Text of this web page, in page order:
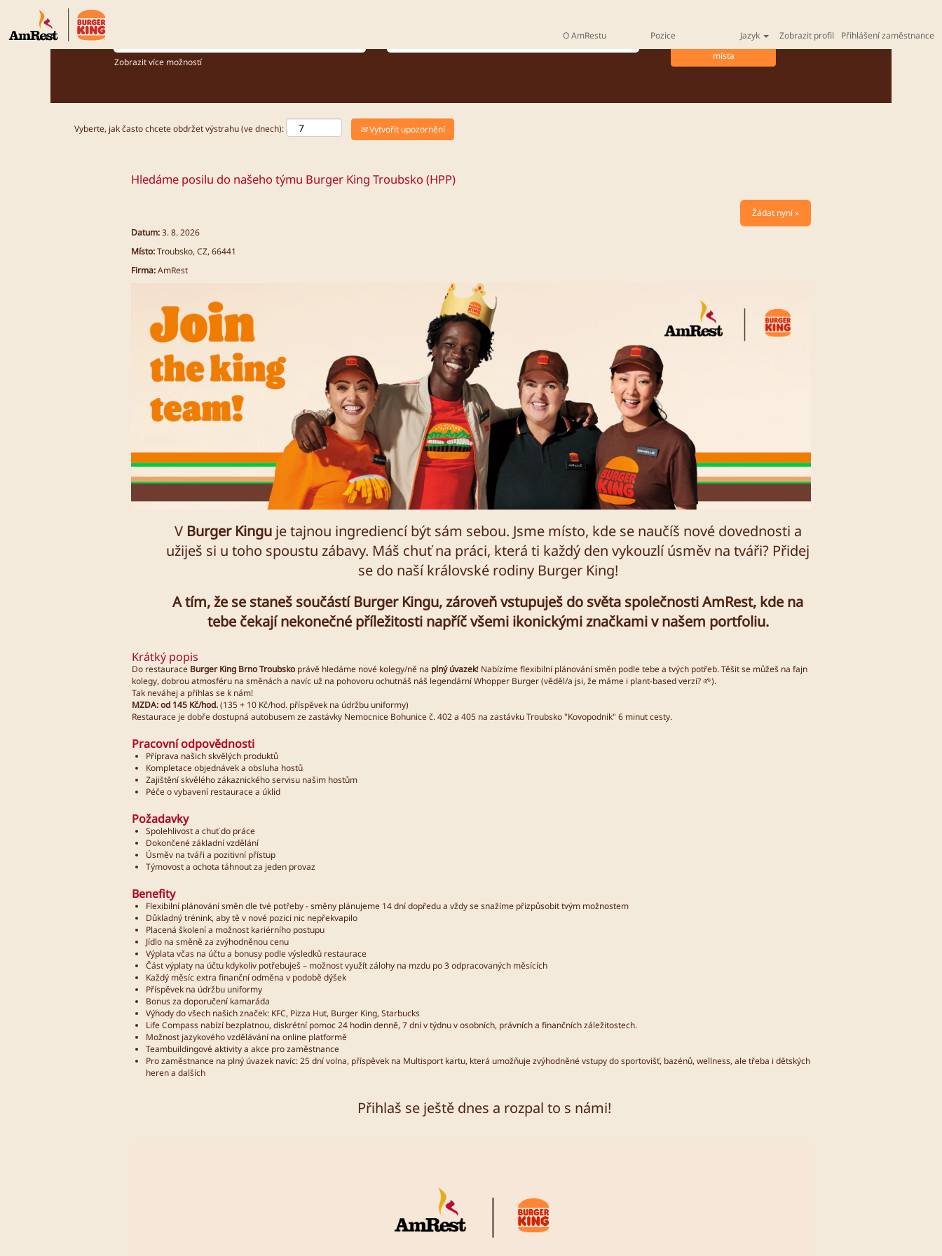
O AmRestu Pozice Jazyk Zobrazit profil Přihlášení zaměstnance
Zobrazit více možností
Vyberte, jak často chcete obdržet výstrahu (ve dnech): Vytvořit upozornění
Hledáme posilu do našeho týmu Burger King Troubsko (HPP)
Žádat nyní »
Datum:3. 8. 2026
Místo:Troubsko, CZ, 66441
Firma:AmRest
V Burger Kinguje tajnou ingrediencí být sám sebou. Jsme místo, kde se naučíš nové dovednosti a
užiješ si u toho spoustu zábavy. Máš chuť na práci, která ti každý den vykouzlí úsměv na tváři? Přidej
se do naší královské rodiny Burger King!
A tím, že se staneš součástí Burger Kingu, zároveň vstupuješ do světa společnosti AmRest, kde na
tebe čekají nekonečné příležitosti napříč všemi ikonickými značkami v našem portfoliu.
Krátký popis
Do restaurace Burger King Brno Troubsko právě hledáme nové kolegy/ně na plný úvazek! Nabízíme flexibilní plánování směn podle tebe a tvých potřeb. Těšit se můžeš na fajn
kolegy, dobrou atmosféru na směnách a navíc už na pohovoru ochutnáš náš legendární Whopper Burger (věděl/a jsi, že máme i plant-based verzi? 🌱).
Tak neváhej a přihlas se k nám!
MZDA: od 145 Kč/hod.(135 + 10 Kč/hod. příspěvek na údržbu uniformy)
Restaurace je dobře dostupná autobusem ze zastávky Nemocnice Bohunice č. 402 a 405 na zastávku Troubsko "Kovopodnik" 6 minut cesty.
Pracovní odpovědnosti
Příprava našich skvělých produktů
Kompletace objednávek a obsluha hostů
Zajištění skvělého zákaznického servisu našim hostům
Péče o vybavení restaurace a úklid
Požadavky
Spolehlivost a chuť do práce
Dokončené základní vzdělání
Úsměv na tváři a pozitivní přístup
Týmovost a ochota táhnout za jeden provaz
Benefity
Flexibilní plánování směn dle tvé potřeby - směny plánujeme 14 dní dopředu a vždy se snažíme přizpůsobit tvým možnostem
Důkladný trénink, aby tě v nové pozici nic nepřekvapilo
Placená školení a možnost kariérního postupu
Jídlo na směně za zvýhodněnou cenu
Výplata včas na účtu a bonusy podle výsledků restaurace
Část výplaty na účtu kdykoliv potřebuješ – možnost využít zálohy na mzdu po 3 odpracovaných měsících
Každý měsíc extra finanční odměna v podobě dýšek
Příspěvek na údržbu uniformy
Bonus za doporučení kamaráda
Výhody do všech našich značek: KFC, Pizza Hut, Burger King, Starbucks
Life Compass nabízí bezplatnou, diskrétní pomoc 24 hodin denně, 7 dní v týdnu v osobních, právních a finančních záležitostech.
Možnost jazykového vzdělávání na online platformě
Teambuildingové aktivity a akce pro zaměstnance
Pro zaměstnance na plný úvazek navíc: 25 dní volna, příspěvek na Multisport kartu, která umožňuje zvýhodněné vstupy do sportovišť, bazénů, wellness, ale třeba i dětských
heren a dalších
Přihlaš se ještě dnes a rozpal to s námi!